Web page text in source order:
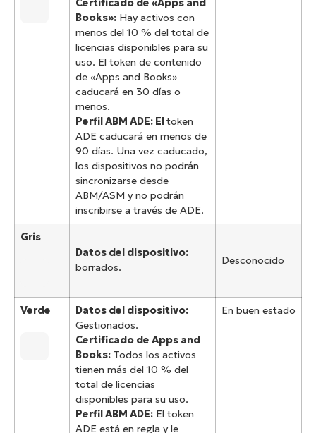
Certificado de «Apps and
Books»: Hay activos con
menos del 10 % del total de
licencias disponibles para su
uso. El token de contenido
de «Apps and Books»
caducará en 30 días o
menos.
Perfil ABM ADE: Eltoken
ADE caducará en menos de
90 días. Una vez caducado,
los dispositivos no podrán
sincronizarse desde
ABM/ASM y no podrán
inscribirse a través de ADE.
Gris
Datos del dispositivo:
borrados.
Desconocido
Verde
Datos del dispositivo:
Gestionados.
Certificado de Apps and
Books: Todos los activos
tienen más del 10 % del
total de licencias
disponibles para su uso.
Perfil ABM ADE: El token
ADE está en regla y le
En buen estado